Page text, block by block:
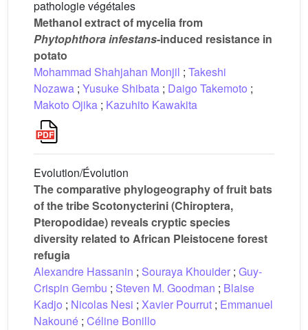
pathologie végétales
Methanol extract of mycelia from
Phytophthora infestans-induced resistance in
potato
Mohammad Shahjahan Monjil ; Takeshi
Nozawa ; Yusuke Shibata ; Daigo Takemoto ;
Makoto Ojika ; Kazuhito Kawakita
Evolution/Évolution
The comparative phylogeography of fruit bats
of the tribe Scotonycterini (Chiroptera,
Pteropodidae) reveals cryptic species
diversity related to African Pleistocene forest
refugia
Alexandre Hassanin ; Souraya Khouider ; Guy-
Crispin Gembu ; Steven M. Goodman ; Blaise
Kadjo ; Nicolas Nesi ; Xavier Pourrut ; Emmanuel
Nakouné ; Céline Bonillo